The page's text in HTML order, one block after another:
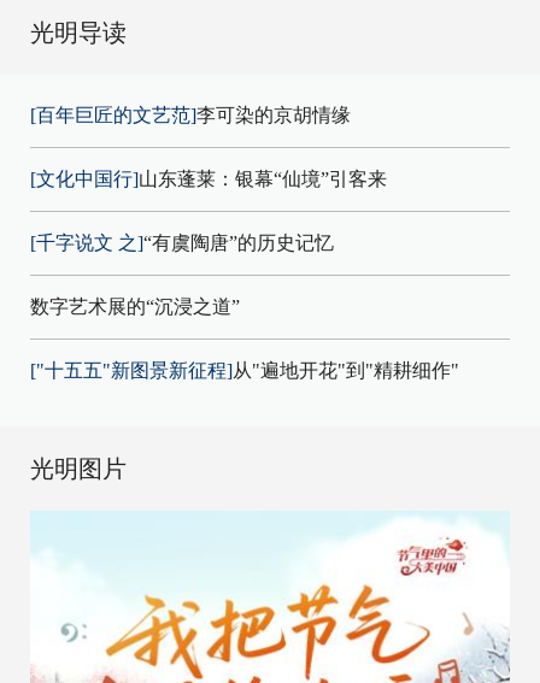
光明导读
[百年巨匠的文艺范]李可染的京胡情缘
[文化中国行]山东蓬莱：银幕“仙境”引客来
[千字说文 之]“有虞陶唐”的历史记忆
数字艺术展的“沉浸之道”
["十五五"新图景新征程]从"遍地开花"到"精耕细作"
光明图片